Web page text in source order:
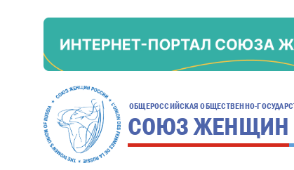
ОБЩЕРОССИЙСКАЯ ОБЩЕСТВЕННО-
СОЮЗ ЖЕНЩИН